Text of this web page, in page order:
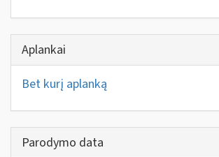
Aplankai
Bet kurį aplanką
Parodymo data